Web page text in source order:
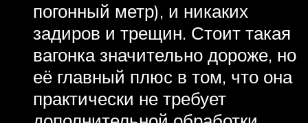
погонный метр), и никаких
задиров и трещин. Стоит такая
вагонка значительно дороже, но
её главный плюс в том, что она
практически не требует